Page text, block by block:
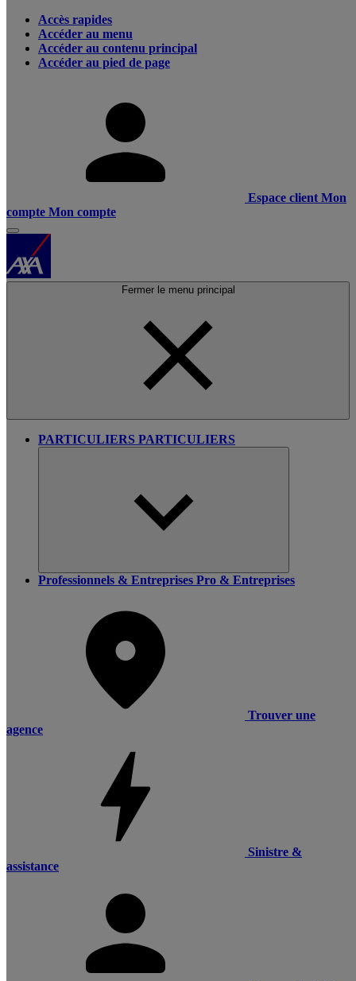
Accès rapides
Accéder au menu
Accéder au contenu principal
Accéder au pied de page
Espace client Mon
compte Mon compte
Fermer le menu principal
PARTICULIERS PARTICULIERS
Professionnels & Entreprises Pro & Entreprises
Trouver une
agence
Sinistre &
assistance